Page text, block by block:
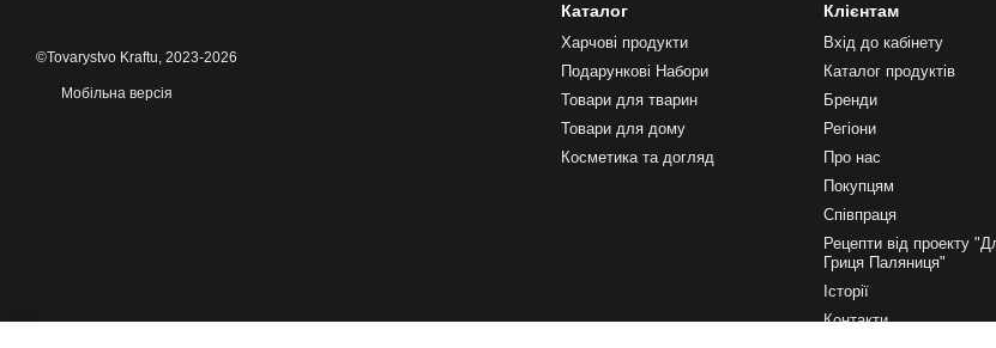
©Tovarystvo Kraftu, 2023-2026
Мобільна версія
Каталог
Харчові продукти
Подарункові Набори
Товари для тварин
Товари для дому
Косметика та догляд
Клієнтам
Вхід до кабінету
Каталог продуктів
Бренди
Регіони
Про нас
Покупцям
Співпраця
Рецепти від проекту
Гриця Паляниця"
Історії
Контакти